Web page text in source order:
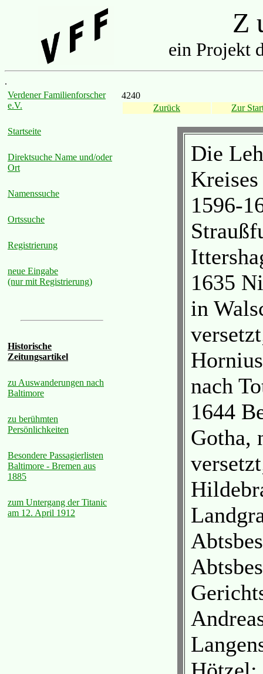
Z
ein Projekt
.
Verdener Familienforscher
e.V.
Startseite
Direktsuche Name und/oder
Ort
Namenssuche
Ortssuche
Registrierung
neue Eingabe
(nur mit Registrierung)
Historische
Zeitungsartikel
zu Auswanderungen nach
Baltimore
zu berühmten
Persönlichkeiten
Besondere Passagierlisten
Baltimore - Bremen aus
1885
zum Untergang der Titanic
am 12. April 1912
4240
Zurück
Zur
Die
1596-
1635
in
nach
1644
Gotha,